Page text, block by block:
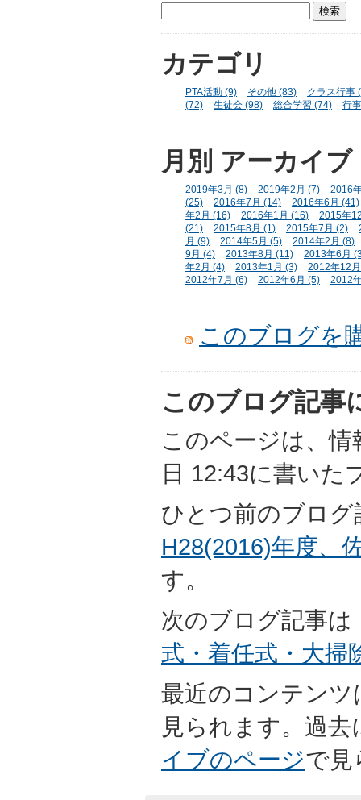
カテゴリ
PTA活動 (9) その他 (83)
クラス行事
(72)
生徒会 (98) 総合学習 (74) 行
月別 アーカイブ
2019年3月 (8) 2019年2月 (7)
2016
(25)
2016年7月 (14)
2016年6月 (41)
年2月 (16)
2016年1月 (16)
2015年
(21)
2015年8月 (1) 2015年7月 (2)
月 (9)
2014年5月 (5)
2014年2月 (8)
9月 (4)
2013年8月 (11)
2013年6月
年2月 (4)
2013年1月 (3)
2012年12
2012年7月 (6)
2012年6月 (5) 2012
このブログを
このブログ記事
このページは、情
日 12:43に書いた
ひとつ前のブログ
H28(2016)年度、
す。
次のブログ記事は
式・着任式・大掃
最近のコンテンツ
見られます。過
イブのページで見